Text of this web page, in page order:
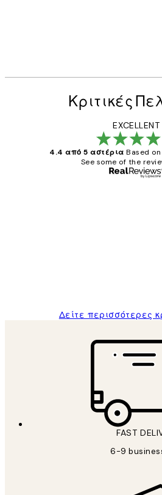
Κριτικές
EXCELLENT
4.4 από 5 αστέρια Based
See some of the
Δείτε περισσότερες
FAST
6-9